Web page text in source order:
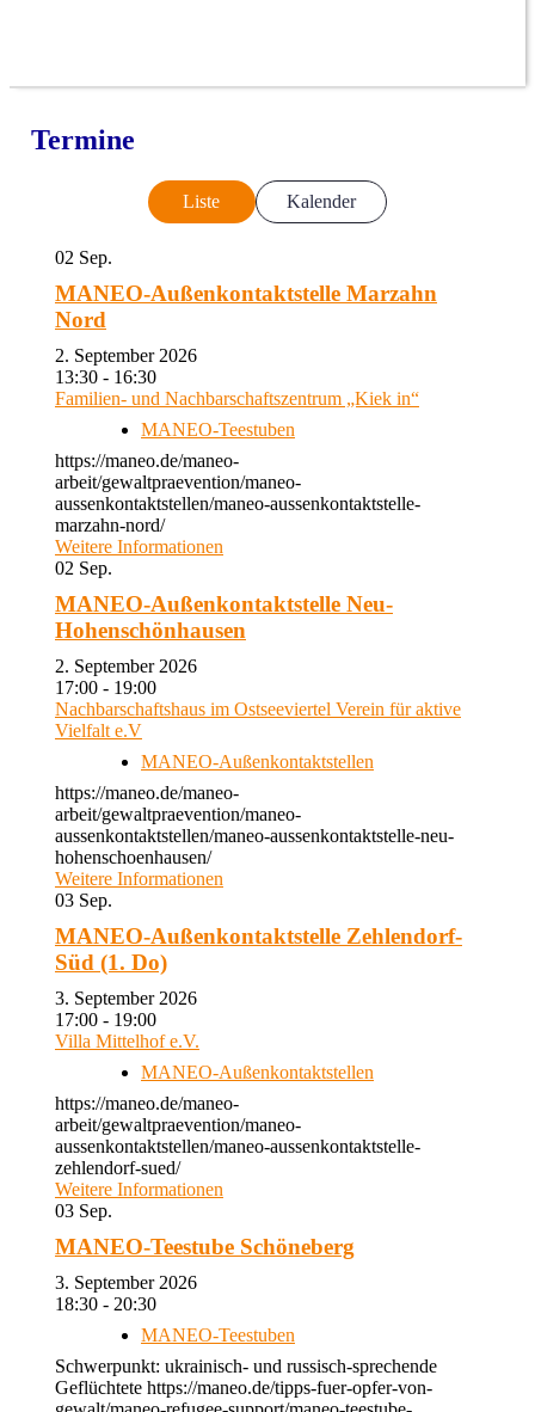
Termine
Liste Kalender
02 Sep.
MANEO-Außenkontaktstelle Marzahn
Nord
2. September 2026
13:30 - 16:30
Familien- und Nachbarschaftszentrum „Kiek in“
MANEO-Teestuben
https://maneo.de/maneo-
arbeit/gewaltpraevention/maneo-
aussenkontaktstellen/maneo-aussenkontaktstelle-
marzahn-nord/
Weitere Informationen
02 Sep.
MANEO-Außenkontaktstelle Neu-
Hohenschönhausen
2. September 2026
17:00 - 19:00
Nachbarschaftshaus im Ostseeviertel Verein für aktive
Vielfalt e.V
MANEO-Außenkontaktstellen
https://maneo.de/maneo-
arbeit/gewaltpraevention/maneo-
aussenkontaktstellen/maneo-aussenkontaktstelle-neu-
hohenschoenhausen/
Weitere Informationen
03 Sep.
MANEO-Außenkontaktstelle Zehlendorf-
Süd (1. Do)
3. September 2026
17:00 - 19:00
Villa Mittelhof e.V.
MANEO-Außenkontaktstellen
https://maneo.de/maneo-
arbeit/gewaltpraevention/maneo-
aussenkontaktstellen/maneo-aussenkontaktstelle-
zehlendorf-sued/
Weitere Informationen
03 Sep.
MANEO-Teestube Schöneberg
3. September 2026
18:30 - 20:30
MANEO-Teestuben
Schwerpunkt: ukrainisch- und russisch-sprechende
Geflüchtete https://maneo.de/tipps-fuer-opfer-von-